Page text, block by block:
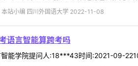
本站小编 四川外国语大学 2022-11-08
语言智能算跨考吗
能学院提问人:18***43时间:2021-09-